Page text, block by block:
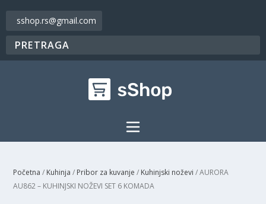
sshop.rs@gmail.com
Početna / Kuhinja / Pribor za kuvanje / Kuhinjski noževi / AURORA
AU862 – KUHINJSKI NOŽEVI SET 6 KOMADA